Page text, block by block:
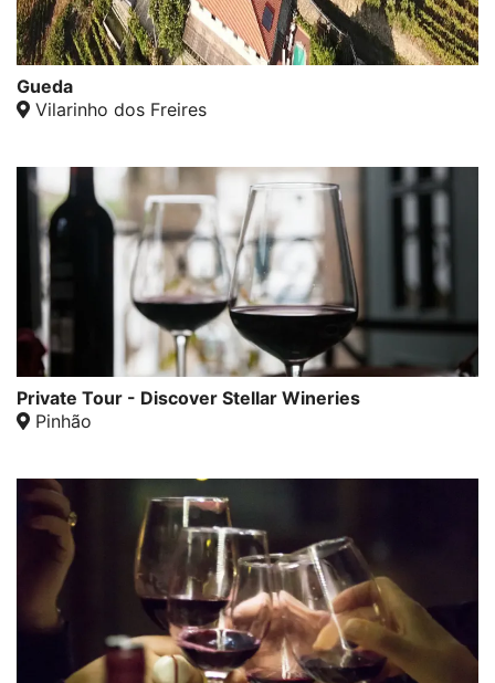
Gueda
Vilarinho dos Freires
Private Tour - Discover Stellar Wineries
Pinhão